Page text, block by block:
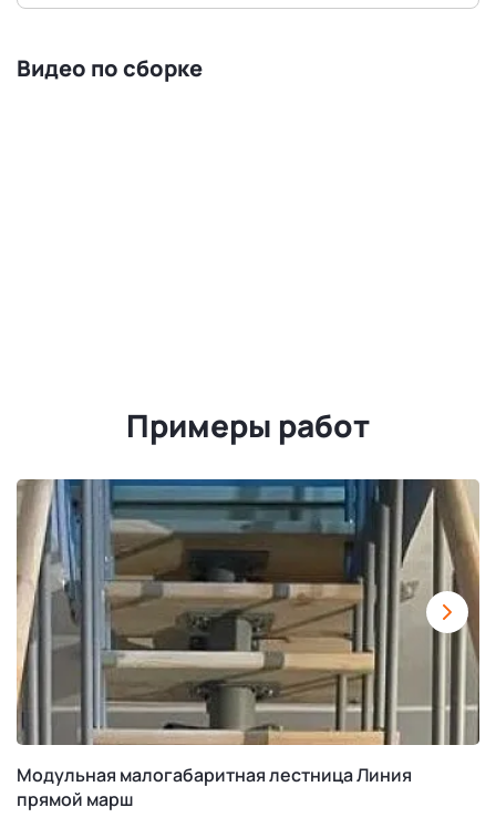
Видео по сборке
Примеры работ
Модульная малогабаритная лестница Линия
прямой марш